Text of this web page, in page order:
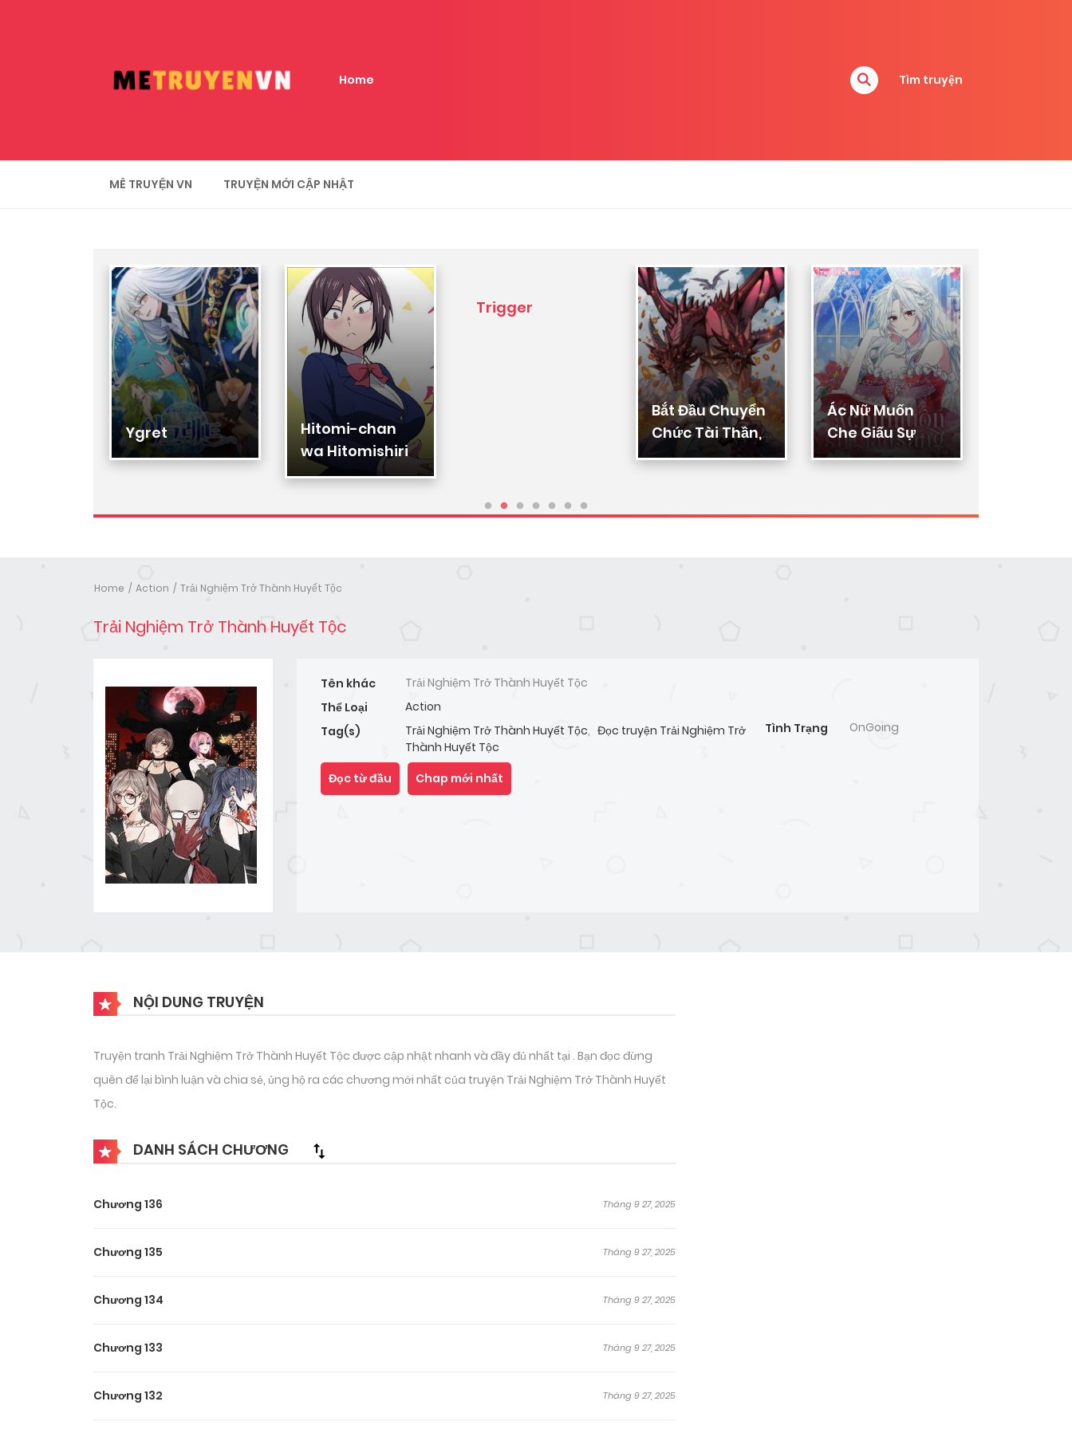
Home Tìm truyện
MÊ TRUYỆN VN TRUYỆN MỚI CẬP NHẬT
Ygret
Hitomi-chan
wa Hitomishiri
Trigger
Bắt Đầu Chuyển
Chức Tài Thần,
Ta Chuyển Hóa
Ác Nữ Muốn
Che Giấu Sự
Giàu Sang
Home Action Trải Nghiệm Trở Thành Huyết Tộc
Trải Nghiệm Trở Thành Huyết Tộc
Tên khác
Trải Nghiệm Trở Thành Huyết Tộc
Thể Loại
Action
Tag(s)
Trải Nghiệm Trở Thành Huyết Tộc, Đọc truyện Trải Nghiệm Trở
Thành Huyết Tộc
Tình Trạng OnGoing
Đọc từ đầu Chap mới nhất
NỘI DUNG TRUYỆN
Truyện tranh Trải Nghiệm Trở Thành Huyết Tộc được cập nhật nhanh và đầy đủ nhất tại . Bạn đọc đừng
quên để lại bình luận và chia sẻ, ủng hộ ra các chương mới nhất của truyện Trải Nghiệm Trở Thành Huyết
Tộc.
DANH SÁCH CHƯƠNG
Chương 136 Tháng 9 27, 2025
Chương 135 Tháng 9 27, 2025
Chương 134 Tháng 9 27, 2025
Chương 133 Tháng 9 27, 2025
Chương 132 Tháng 9 27, 2025